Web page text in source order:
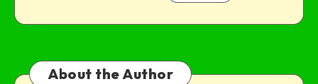
About the Author